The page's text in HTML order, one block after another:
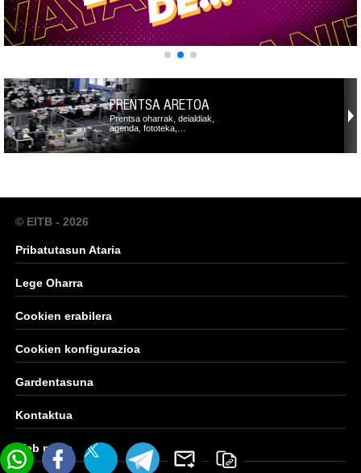
PRENTSA ARETOA
Prentsa oharrak, deialdiak,
agenda, fototeka,…
© EITB - 2026
Pribatutasun Ataria
Lege Oharra
Cookien erabilera
Cookien konfigurazioa
Gardentasuna
Kontaktua
Web mapa